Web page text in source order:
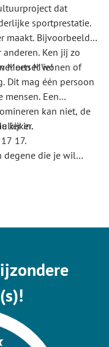
dat
sportprestatie.
maakt. Bijvoorbeeld
Ken jij zo
een M’ie!
Mortsel wonen of
Dit mag één persoon
mensen. Een
kan niet, de
kijker.
in.
17.
degene die je wil